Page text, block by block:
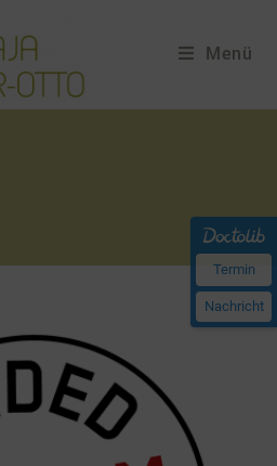
Termin
Nachricht
Menü